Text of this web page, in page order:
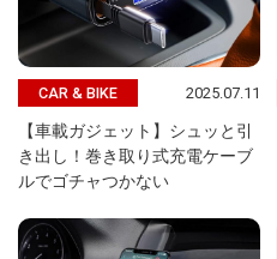
CAR & BIKE 2025.07.11
【車載ガジェット】シュッと引
き出し！巻き取り式充電ケーブ
ルでゴチャつかない